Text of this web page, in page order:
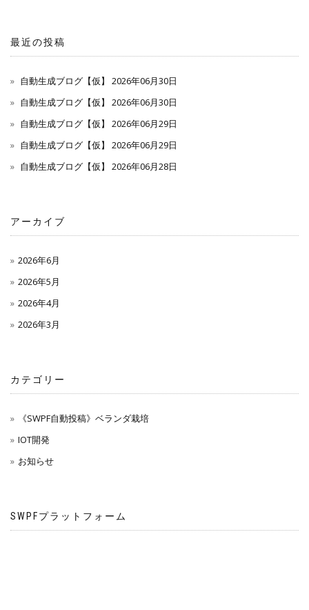
最近の投稿
自動生成ブログ【仮】 2026年06月30日
自動生成ブログ【仮】 2026年06月30日
自動生成ブログ【仮】 2026年06月29日
自動生成ブログ【仮】 2026年06月29日
自動生成ブログ【仮】 2026年06月28日
アーカイブ
2026年6月
2026年5月
2026年4月
2026年3月
カテゴリー
《SWPF自動投稿》ベランダ栽培
IOT開発
お知らせ
SWPFプラットフォーム